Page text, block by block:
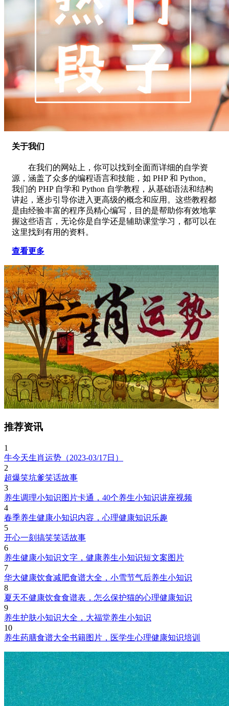
关于我们
在我们的网站上，你可以找到全面而详细的自学资
源，涵盖了众多的编程语言和技能，如 PHP 和 Python。
我们的 PHP 自学和 Python 自学教程，从基础语法和结构
讲起，逐步引导你进入更高级的概念和应用。这些教程都
是由经验丰富的程序员精心编写，目的是帮助你有效地掌
握这些语言，无论你是自学还是辅助课堂学习，都可以在
这里找到有用的资料。
查看更多
推荐资讯
1
牛今天生肖运势（2023-03/17日）
2
超爆笑坑爹笑话故事
3
养生调理小知识图片卡通，40个养生小知识讲座视频
4
春季养生健康小知识内容，心理健康知识乐趣
5
开心一刻搞笑笑话故事
6
养生健康小知识文字，健康养生小知识短文案图片
7
华大健康饮食减肥食谱大全，小雪节气后养生小知识
8
夏天不健康饮食食谱表，怎么保护猫的心理健康知识
9
养生护肤小知识大全，大福堂养生小知识
10
养生药膳食谱大全书籍图片，医学生心理健康知识培训